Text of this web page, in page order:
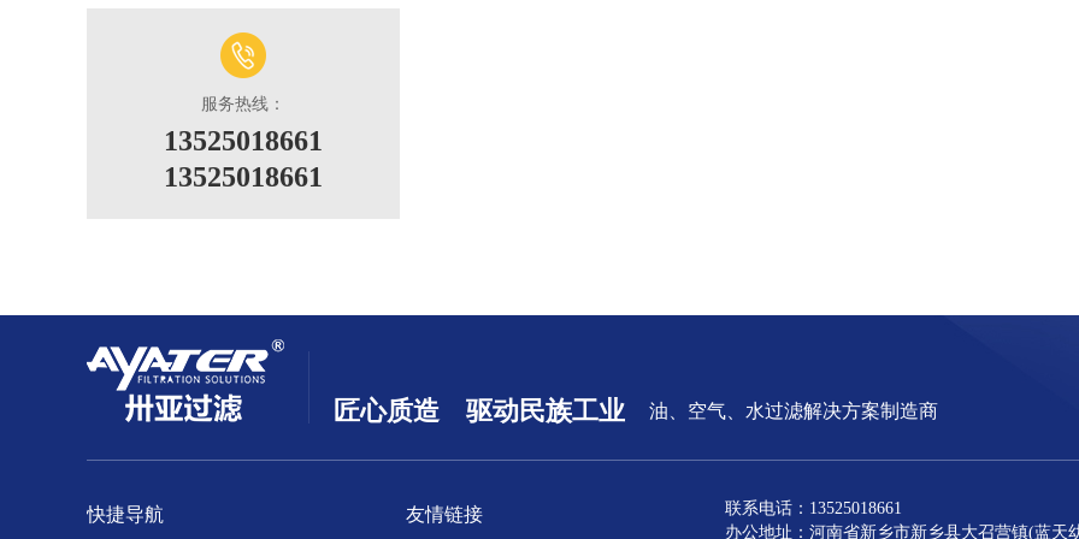
服务热线：
13525018661
13525018661
匠心质造 驱动民族工业 油、空气、水过滤解决方案制造商
快捷导航 友情链接
联系电话：13525018661
办公地址：河南省新乡市新乡县大召营镇(蓝天